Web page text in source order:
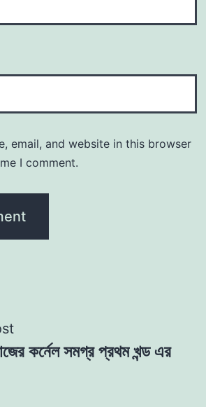
email, and website in this browser
I comment.
কর্নেল সমগ্র প্রথম খন্ড এর